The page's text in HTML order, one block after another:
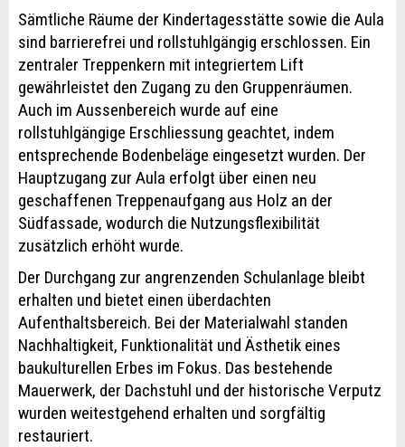
Sämtliche Räume der Kindertagesstätte sowie die Aula
sind barrierefrei und rollstuhlgängig erschlossen. Ein
zentraler Treppenkern mit integriertem Lift
gewährleistet den Zugang zu den Gruppenräumen.
Auch im Aussenbereich wurde auf eine
rollstuhlgängige Erschliessung geachtet, indem
entsprechende Bodenbeläge eingesetzt wurden. Der
Hauptzugang zur Aula erfolgt über einen neu
geschaffenen Treppenaufgang aus Holz an der
Südfassade, wodurch die Nutzungsflexibilität
zusätzlich erhöht wurde.
Der Durchgang zur angrenzenden Schulanlage bleibt
erhalten und bietet einen überdachten
Aufenthaltsbereich. Bei der Materialwahl standen
Nachhaltigkeit, Funktionalität und Ästhetik eines
baukulturellen Erbes im Fokus. Das bestehende
Mauerwerk, der Dachstuhl und der historische Verputz
wurden weitestgehend erhalten und sorgfältig
restauriert.